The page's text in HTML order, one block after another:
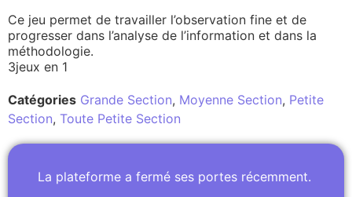
Ce jeu permet de travailler l’observation fine et de
progresser dans l’analyse de l’information et dans la
méthodologie.
3jeux en 1
Catégories Grande Section, Moyenne Section, Petite
Section, Toute Petite Section
La plateforme a fermé ses portes récemment.